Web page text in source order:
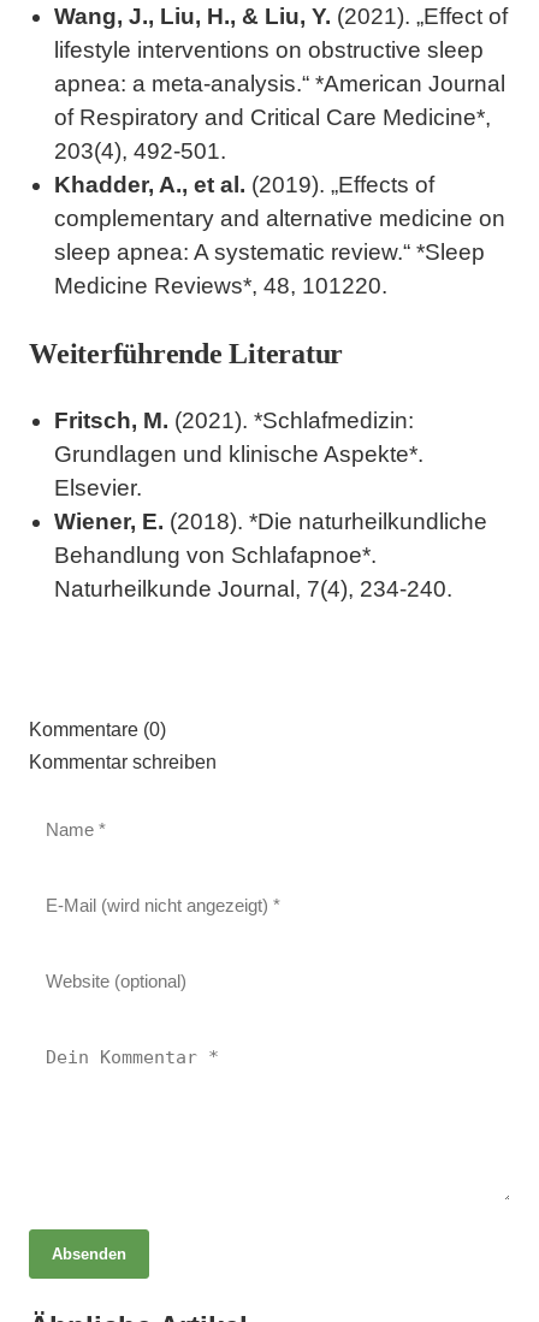
Wang, J., Liu, H., & Liu, Y. (2021). „Effect of
lifestyle interventions on obstructive sleep
apnea: a meta-analysis.“ *American Journal
of Respiratory and Critical Care Medicine*,
203(4), 492-501.
Khadder, A., et al. (2019). „Effects of
complementary and alternative medicine on
sleep apnea: A systematic review.“ *Sleep
Medicine Reviews*, 48, 101220.
Weiterführende Literatur
Fritsch, M. (2021). *Schlafmedizin:
Grundlagen und klinische Aspekte*.
Elsevier.
Wiener, E. (2018). *Die naturheilkundliche
Behandlung von Schlafapnoe*.
Naturheilkunde Journal, 7(4), 234-240.
Kommentare (0)
Kommentar schreiben
Absenden
06. Mai 2025
Heilen mit Licht Luft und Kräutern –